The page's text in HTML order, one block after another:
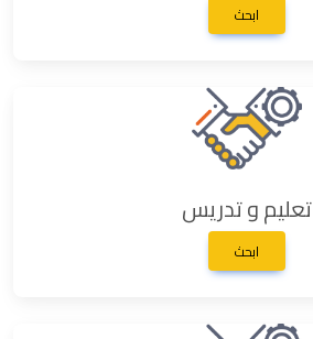
ابحث
تعليم و تدريس
ابحث